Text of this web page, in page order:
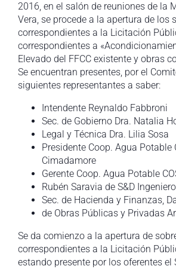
2016, en el salón de reuniones de la
Vera, se procede a la apertura de los
correspondientes a la Licitación
correspondientes a
Elevado del FFCC existente y obras
Se encuentran presentes, por el
siguientes representantes a saber:
Intendente Reynaldo Fabbroni
Sec. de Gobierno Dra. Natalia
Legal y Técnica Dra. Lilia Sosa
Presidente Coop. Agua Potable
Cimadamore
Gerente Coop. Agua Potable
Rubén Saravia de S&D
Sec. de Hacienda y Finanzas,
de Obras Públicas y Privadas
Se da comienzo a la apertura de
correspondientes a la Licitación
estando presente por los oferentes el